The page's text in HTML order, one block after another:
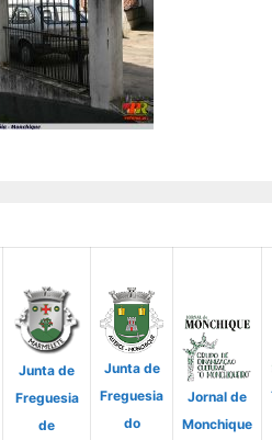
Junta de
Freguesia
de
Junta de
Freguesia
do
Jornal de
Monchique